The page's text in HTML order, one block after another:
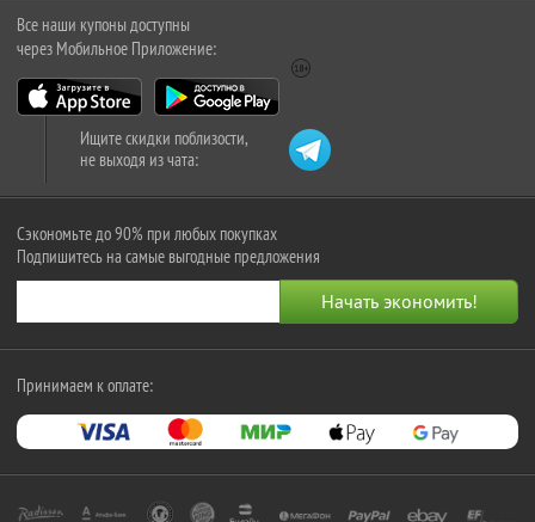
Все наши купоны доступны
через Мобильное Приложение:
Ищите скидки поблизости,
не выходя из чата:
Сэкономьте до 90% при любых покупках
Подпишитесь на самые выгодные предложения
Принимаем к оплате: